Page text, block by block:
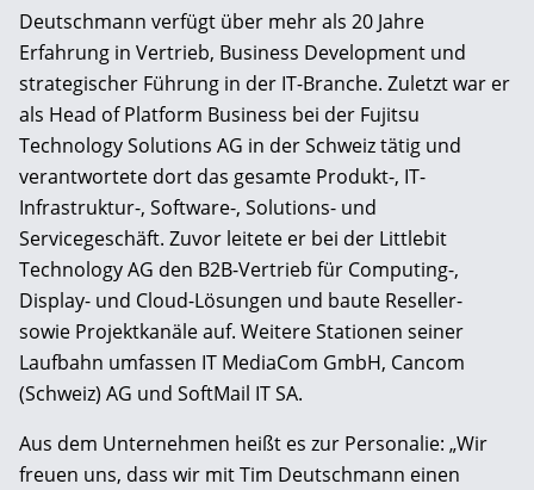
Deutschmann verfügt über mehr als 20 Jahre
Erfahrung in Vertrieb, Business Development und
strategischer Führung in der IT-Branche. Zuletzt war er
als Head of Platform Business bei der Fujitsu
Technology Solutions AG in der Schweiz tätig und
verantwortete dort das gesamte Produkt-, IT-
Infrastruktur-, Software-, Solutions- und
Servicegeschäft. Zuvor leitete er bei der Littlebit
Technology AG den B2B-Vertrieb für Computing-,
Display- und Cloud-Lösungen und baute Reseller-
sowie Projektkanäle auf. Weitere Stationen seiner
Laufbahn umfassen IT MediaCom GmbH, Cancom
(Schweiz) AG und SoftMail IT SA.
Aus dem Unternehmen heißt es zur Personalie: „Wir
freuen uns, dass wir mit Tim Deutschmann einen